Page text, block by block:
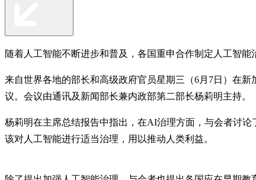
随着人工智能不断进步和普及，各国重申合作制定人工智
来自世界各地的部长和高级政府官员星期三（6月7日）在
议。会议由通讯及新闻部长兼内政部第二部长杨莉明主持。
杨莉明在主席总结报告中指出，在AI治理方面，与会者讨
该对人工智能进行适当治理，用以推动人类利益。